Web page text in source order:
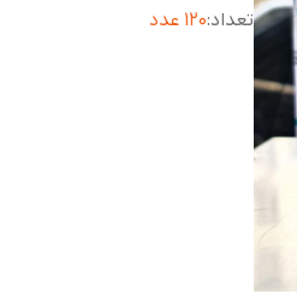
تعداد:۱۲۰ عدد